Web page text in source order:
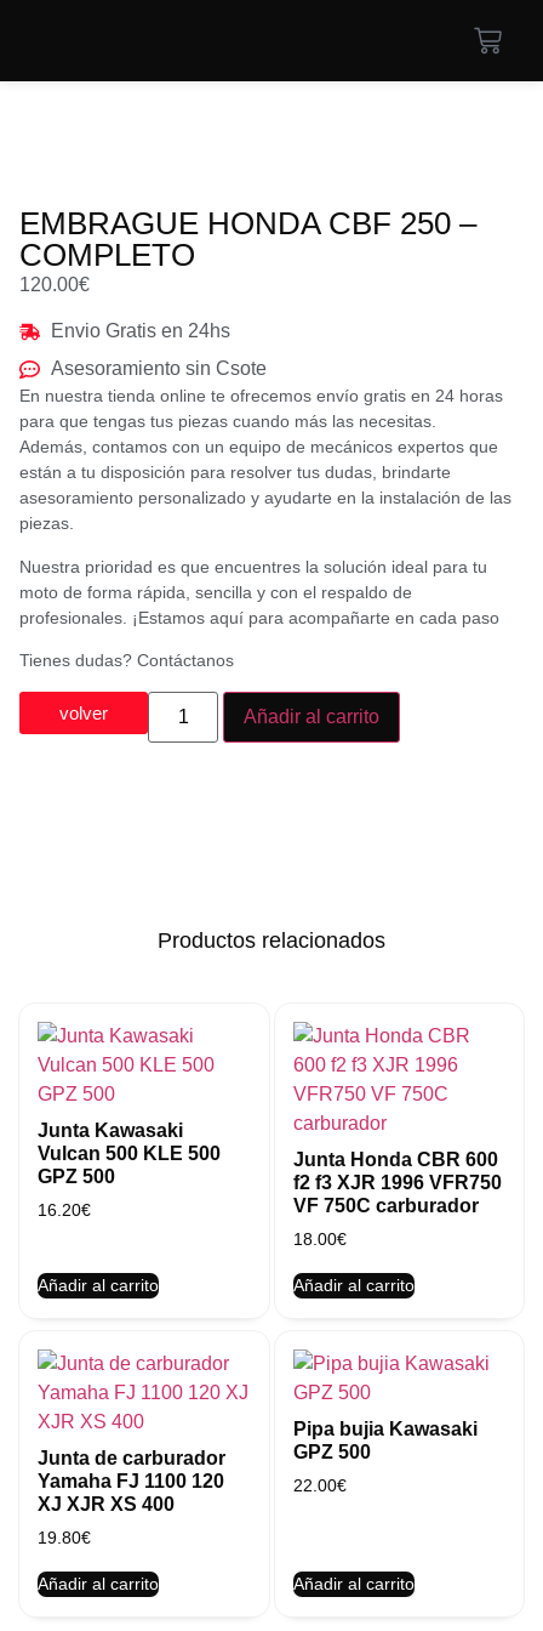
EMBRAGUE HONDA CBF 250 –
COMPLETO
120.00€
Envio Gratis en 24hs
Asesoramiento sin Csote
En nuestra tienda online te ofrecemos envío gratis en 24 horas
para que tengas tus piezas cuando más las necesitas.
Además, contamos con un equipo de mecánicos expertos que
están a tu disposición para resolver tus dudas, brindarte
asesoramiento personalizado y ayudarte en la instalación de las
piezas.
Nuestra prioridad es que encuentres la solución ideal para tu
moto de forma rápida, sencilla y con el respaldo de
profesionales. ¡Estamos aquí para acompañarte en cada paso
Tienes dudas? Contáctanos
volver Añadir al carrito
Productos relacionados
Junta Kawasaki
Vulcan 500 KLE 500
GPZ 500
16.20€
Añadir al carrito
Junta Honda CBR 600
f2 f3 XJR 1996 VFR750
VF 750C carburador
18.00€
Añadir al carrito
Junta de carburador
Yamaha FJ 1100 120
XJ XJR XS 400
19.80€
Añadir al carrito
Pipa bujia Kawasaki
GPZ 500
22.00€
Añadir al carrito